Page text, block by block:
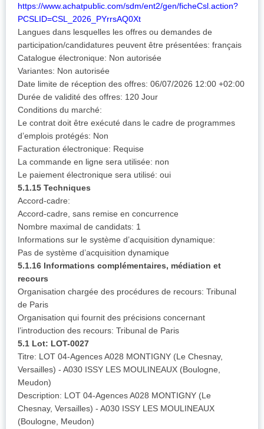
https://www.achatpublic.com/sdm/ent2/gen/ficheCsl.action?
PCSLID=CSL_2026_PYrrsAQ0Xt
Langues dans lesquelles les offres ou demandes de
participation/candidatures peuvent être présentées: français
Catalogue électronique: Non autorisée
Variantes: Non autorisée
Date limite de réception des offres: 06/07/2026 12:00 +02:00
Durée de validité des offres: 120 Jour
Conditions du marché:
Le contrat doit être exécuté dans le cadre de programmes
d’emplois protégés: Non
Facturation électronique: Requise
La commande en ligne sera utilisée: non
Le paiement électronique sera utilisé: oui
5.1.15 Techniques
Accord-cadre:
Accord-cadre, sans remise en concurrence
Nombre maximal de candidats: 1
Informations sur le système d’acquisition dynamique:
Pas de système d’acquisition dynamique
5.1.16 Informations complémentaires, médiation et
recours
Organisation chargée des procédures de recours: Tribunal
de Paris
Organisation qui fournit des précisions concernant
l’introduction des recours: Tribunal de Paris
5.1 Lot: LOT-0027
Titre: LOT 04-Agences A028 MONTIGNY (Le Chesnay,
Versailles) - A030 ISSY LES MOULINEAUX (Boulogne,
Meudon)
Description: LOT 04-Agences A028 MONTIGNY (Le
Chesnay, Versailles) - A030 ISSY LES MOULINEAUX
(Boulogne, Meudon)